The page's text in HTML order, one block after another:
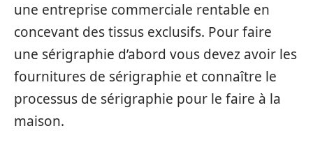
une entreprise commerciale rentable en
concevant des tissus exclusifs. Pour faire
une sérigraphie d’abord vous devez avoir les
fournitures de sérigraphie et connaître le
processus de sérigraphie pour le faire à la
maison.